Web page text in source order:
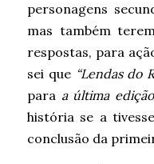
personagens
mas também
respostas, para
sei que “Lendas do
para a última
história se a
conclusão da